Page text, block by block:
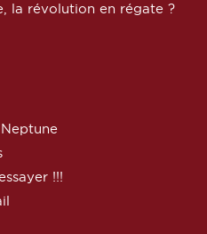
la révolution en régate ?
!!!